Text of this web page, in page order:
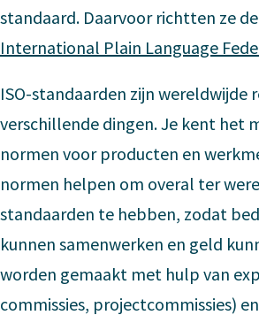
standaard. Daarvoor richtten ze
International Plain Language
ISO-standaarden zijn wereldwijde
verschillende dingen. Je kent het
normen voor producten en
normen helpen om overal ter
standaarden te hebben, zodat
kunnen samenwerken en geld
worden gemaakt met hulp van
commissies, projectcommissies)